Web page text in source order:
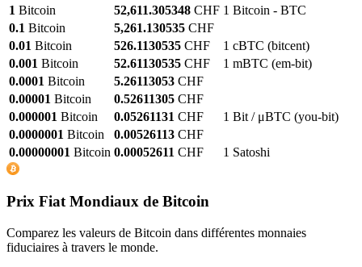
1 Bitcoin 52,611.305348 CHF 1 Bitcoin - BTC
0.1 Bitcoin 5,261.130535 CHF
0.01 Bitcoin 526.1130535 CHF
1 cBTC (bitcent)
0.001 Bitcoin 52.61130535 CHF
1 mBTC (em-bit)
0.0001 Bitcoin 5.26113053 CHF
0.00001 Bitcoin 0.52611305 CHF
0.000001 Bitcoin 0.05261131 CHF
1 Bit / μBTC (you-bit)
0.0000001 Bitcoin 0.00526113 CHF
0.00000001 Bitcoin 0.00052611 CHF 1 Satoshi
Prix Fiat Mondiaux de Bitcoin
Comparez les valeurs de Bitcoin dans différentes monnaies
fiduciaires à travers le monde.